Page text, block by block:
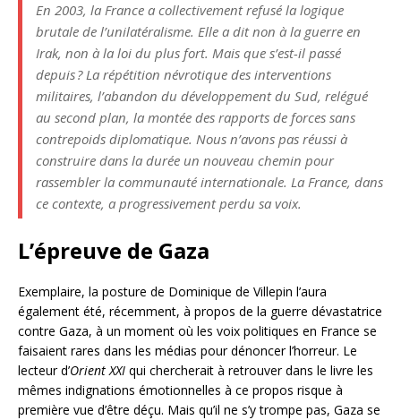
En 2003, la France a collectivement refusé la logique
brutale de l’unilatéralisme. Elle a dit non à la guerre en
Irak, non à la loi du plus fort. Mais que s’est-il passé
depuis? La répétition névrotique des interventions
militaires, l’abandon du développement du Sud, relégué
au second plan, la montée des rapports de forces sans
contrepoids diplomatique. Nous n’avons pas réussi à
construire dans la durée un nouveau chemin pour
rassembler la communauté internationale. La France, dans
ce contexte, a progressivement perdu sa voix.
L’épreuve de Gaza
Exemplaire, la posture de Dominique de Villepin l’aura
également été, récemment, à propos de la guerre dévastatrice
contre Gaza, à un moment où les voix politiques en France se
faisaient rares dans les médias pour dénoncer l’horreur. Le
lecteur d’OrientXXI qui chercherait à retrouver dans le livre les
mêmes indignations émotionnelles à ce propos risque à
première vue d’être déçu. Mais qu’il ne s’y trompe pas, Gaza se